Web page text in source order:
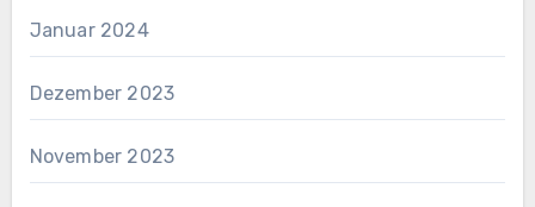
Januar 2024
Dezember 2023
November 2023